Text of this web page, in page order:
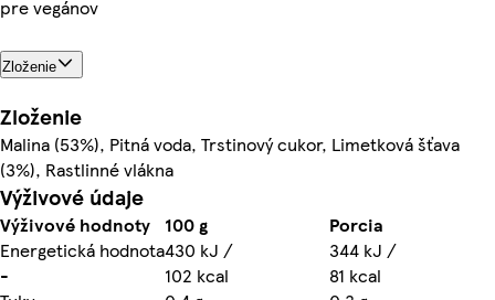
pre vegánov
Zloženie
Zloženie
Malina (53%), Pitná voda, Trstinový cukor, Limetková šťava
(3%), Rastlinné vlákna
Výživové údaje
Výživové hodnoty 100 g
Porcia
Energetická hodnota430 kJ /
344 kJ /
-
102 kcal
81 kcal